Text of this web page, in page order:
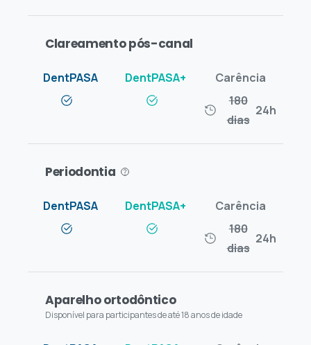
Clareamento pós-canal
180
dias
24h
Periodontia
180
dias
24h
Aparelho ortodôntico
Disponível para participantes de até 18 anos de idade